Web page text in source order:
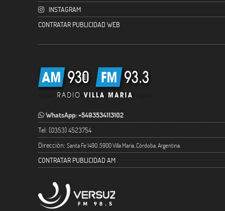
INSTAGRAM
CONTRATAR PUBLICIDAD WEB
WhatsApp: +5493534113102
Tel: (0353) 4523754
Dirección: Santa Fe 1490. 5900 Villa María, Córdoba, Argentina.
CONTRATAR PUBLICIDAD AM